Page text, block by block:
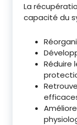
La
capacité du
Réduire